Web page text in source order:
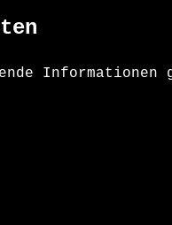
Informationen